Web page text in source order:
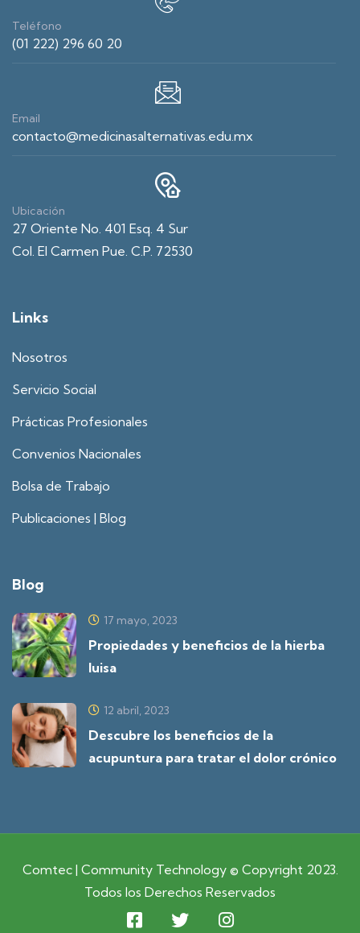
Teléfono
(01 222) 296 60 20
Email
contacto@medicinasalternativas.edu.mx
Ubicación
27 Oriente No. 401 Esq. 4 Sur
Col. El Carmen Pue. C.P. 72530
Links
Nosotros
Servicio Social
Prácticas Profesionales
Convenios Nacionales
Bolsa de Trabajo
Publicaciones | Blog
Blog
17 mayo, 2023
Propiedades y beneficios de la hierba
luisa
12 abril, 2023
Descubre los beneficios de la
acupuntura para tratar el dolor crónico
Comtec | Community Technology © Copyright 2023.
Todos los Derechos Reservados